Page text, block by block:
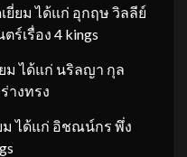
ยม ได้แก่ อุกฤษ วิลลีย์
ร์เรื่อง 4 kings
ม ได้แก่ นริลญา กุล
างทรง
ม ได้แก่ อิชณน์กร พึ่ง